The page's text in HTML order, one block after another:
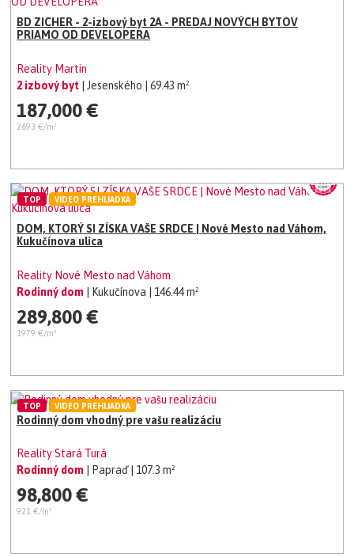
BD ZICHER - 2-izbový byt 2A - PREDAJ NOVÝCH BYTOV
PRIAMO OD DEVELOPERA
Reality Martin
2 izbový byt
| Jesenského | 69.43 m²
187,000 €
2693 €/m²
DOM, KTORÝ SI ZÍSKA VAŠE SRDCE | Nové Mesto nad Váhom,
Kukučínova ulica
Reality Nové Mesto nad Váhom
Rodinný dom
| Kukučínova | 146.44 m²
289,800 €
1979 €/m²
TOP VIDEO PREHLIADKA
Rodinný dom vhodný pre vašu realizáciu
Reality Stará Turá
Rodinný dom
| Papraď | 107.3 m²
98,800 €
921 €/m²
TOP VIDEO PREHLIADKA